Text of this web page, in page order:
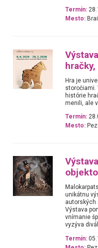
Termín:
Mesto:
hračky,
Hra je
storočiami.
histórie
menili, ale
Termín:
Mesto:
unikátnu
autorských
Výstava
vnímanie
vyzýva
Termín: